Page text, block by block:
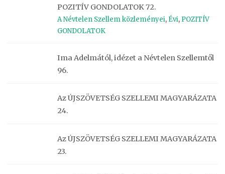
POZITÍV GONDOLATOK 72.
A Névtelen Szellem közleményei, Évi, POZITÍV
GONDOLATOK
Ima Adelmától, idézet a Névtelen Szellemtől
96.
Az ÚJSZÖVETSÉG SZELLEMI MAGYARÁZATA
24.
Az ÚJSZÖVETSÉG SZELLEMI MAGYARÁZATA
23.